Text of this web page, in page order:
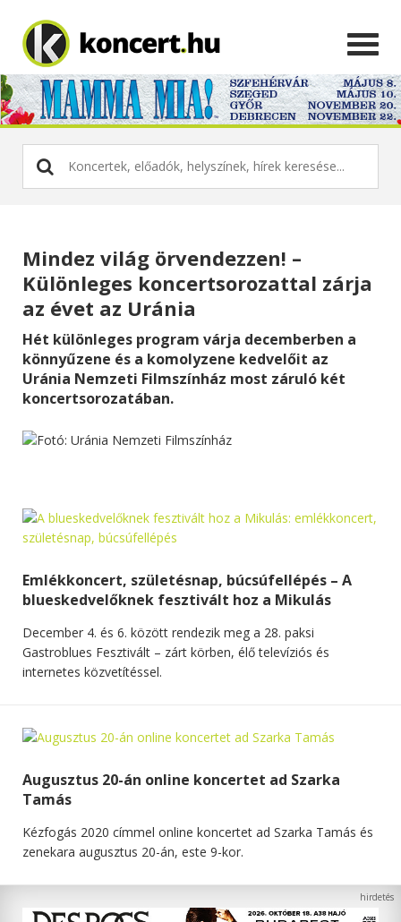
Mindez világ örvendezzen! –
Különleges koncertsorozattal zárja
az évet az Uránia
Hét különleges program várja decemberben a
könnyűzene és a komolyzene kedvelőit az
Uránia Nemzeti Filmszínház most záruló két
koncertsorozatában.
Emlékkoncert, születésnap, búcsúfellépés – A
blueskedvelőknek fesztivált hoz a Mikulás
December 4. és 6. között rendezik meg a 28. paksi
Gastroblues Fesztivált – zárt körben, élő televíziós és
internetes közvetítéssel.
Augusztus 20-án online koncertet ad Szarka
Tamás
Kézfogás 2020 címmel online koncertet ad Szarka Tamás és
zenekara augusztus 20-án, este 9-kor.